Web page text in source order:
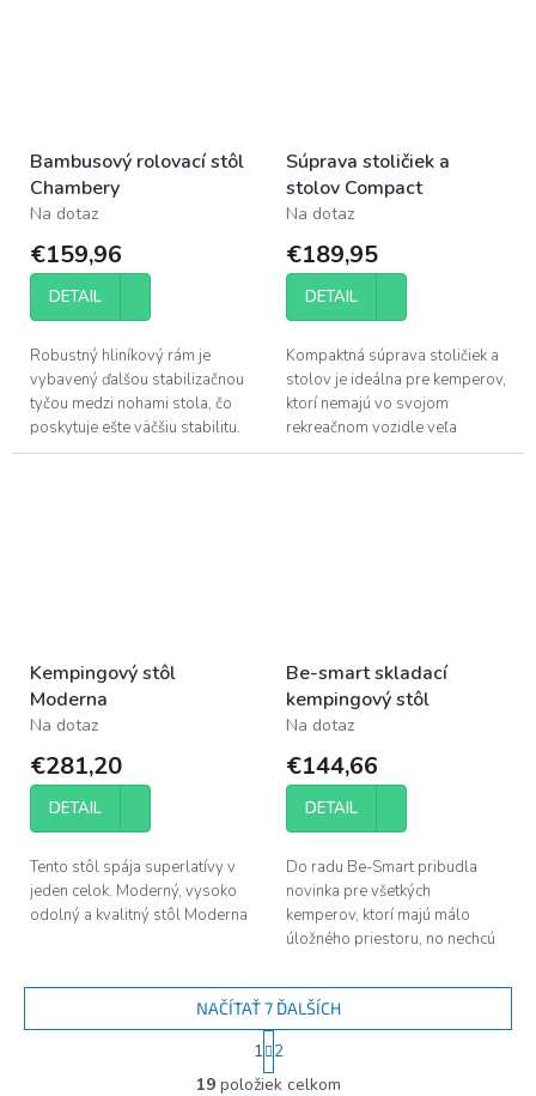
Bambusový rolovací stôl
Chambery
Na dotaz
€159,96
DETAIL
Robustný hliníkový rám je
vybavený ďalšou stabilizačnou
tyčou medzi nohami stola, čo
poskytuje ešte väčšiu stabilitu.
Stolová doska je vyrobená z
Súprava stoličiek a
stolov Compact
Na dotaz
€189,95
DETAIL
Kompaktná súprava stoličiek a
stolov je ideálna pre kemperov,
ktorí nemajú vo svojom
rekreačnom vozidle veľa
miesta. Dve skladacie stoličky
Kempingový stôl
Moderna
Na dotaz
€281,20
DETAIL
Tento stôl spája superlatívy v
jeden celok. Moderný, vysoko
odolný a kvalitný stôl Moderna
Be-smart skladací
kempingový stôl
Na dotaz
€144,66
DETAIL
Do radu Be-Smart pribudla
novinka pre všetkých
kemperov, ktorí majú málo
úložného priestoru, no nechcú
plnohodnotného
kempingového stola pre štyri
osoby. Napriek...
O
NAČÍTAŤ 7 ĎALŠÍCH
S
t
r
1 2
19položiek celkom